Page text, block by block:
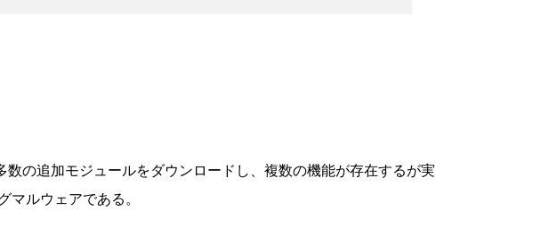
の追加モジュールをダウンロードし、複数の機能が存在するが実
マルウェアである。